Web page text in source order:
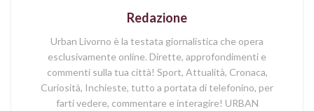
Redazione
Urban Livorno è la testata giornalistica che opera
esclusivamente online. Dirette, approfondimenti e
commenti sulla tua città! Sport, Attualità, Cronaca,
Curiosità, Inchieste, tutto a portata di telefonino, per
farti vedere, commentare e interagire! URBAN